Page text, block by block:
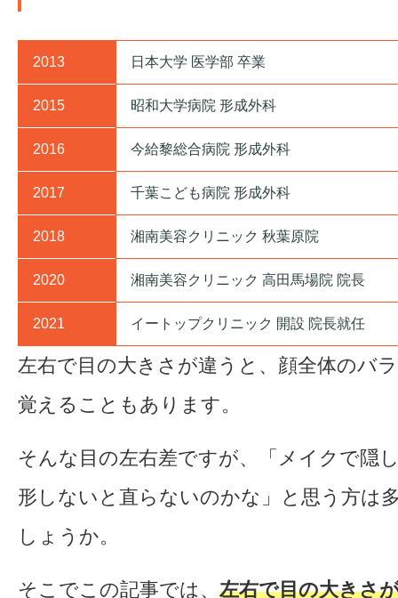
2013 日本大学 医学部 卒業
2015 昭和大学病院 形成外科
2016 今給黎総合病院 形成外科
2017 千葉こども病院 形成外科
2018 湘南美容クリニック 秋葉原院
2020 湘南美容クリニック 高田馬場院 院長
2021 イートップクリニック 開設 院長就任
左右で目の大きさが違うと、顔全体のバ
覚えることもあります。
そんな目の左右差ですが、「メイクで隠
形しないと直らないのかな」と思う方は
しょうか。
そこでこの記事では、 左右で目の大きさ